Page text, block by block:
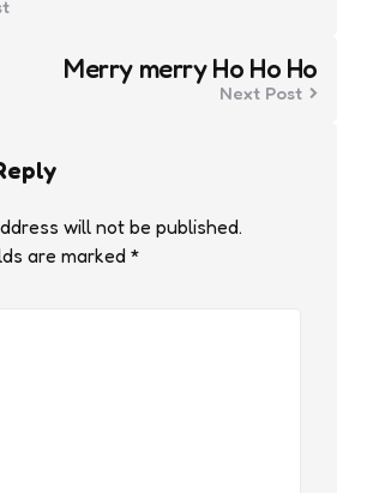
Merry merry Ho Ho Ho
Next Post
will not be published.
are marked *